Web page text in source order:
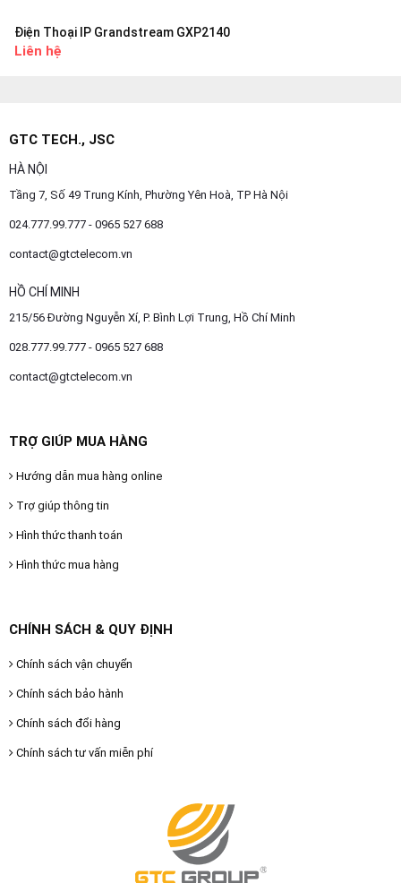
Điện Thoại IP Grandstream GXP2140
Liên hệ
GTC TECH., JSC
HÀ NỘI
Tầng 7, Số 49 Trung Kính, Phường Yên Hoà, TP Hà Nội
024.777.99.777 - 0965 527 688
contact@gtctelecom.vn
HỒ CHÍ MINH
215/56 Đường Nguyễn Xí, P. Bình Lợi Trung, Hồ Chí Minh
028.777.99.777 - 0965 527 688
contact@gtctelecom.vn
TRỢ GIÚP MUA HÀNG
Hướng dẫn mua hàng online
Trợ giúp thông tin
Hình thức thanh toán
Hình thức mua hàng
CHÍNH SÁCH & QUY ĐỊNH
Chính sách vận chuyển
Chính sách bảo hành
Chính sách đổi hàng
Chính sách tư vấn miễn phí